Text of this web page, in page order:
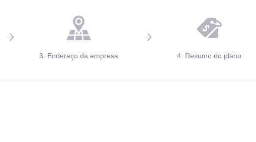
3. Endereço da empresa 4. Resumo do plano